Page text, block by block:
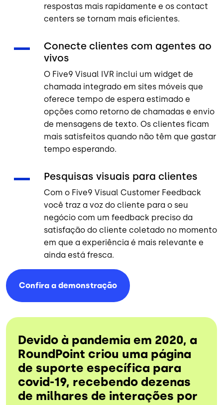
respostas mais rapidamente e os contact
centers se tornam mais eficientes.
Conecte clientes com agentes ao
vivos
O Five9 Visual IVR inclui um widget de
chamada integrado em sites móveis que
oferece tempo de espera estimado e
opções como retorno de chamadas e envio
de mensagens de texto. Os clientes ficam
mais satisfeitos quando não têm que gastar
tempo esperando.
Pesquisas visuais para clientes
Com o Five9 Visual Customer Feedback
você traz a voz do cliente para o seu
negócio com um feedback preciso da
satisfação do cliente coletado no momento
em que a experiência é mais relevante e
ainda está fresca.
Confira a demonstração
Devido à pandemia em 2020, a
RoundPoint criou uma página
de suporte específica para
covid-19, recebendo dezenas
de milhares de interações por